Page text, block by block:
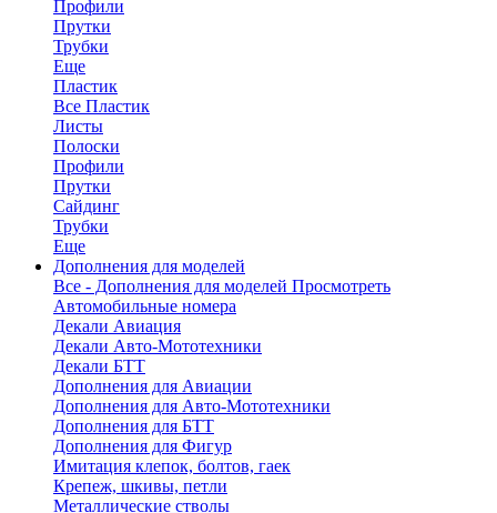
Профили
Прутки
Трубки
Еще
Пластик
Все Пластик
Листы
Полоски
Профили
Прутки
Сайдинг
Трубки
Еще
Дополнения для моделей
Все - Дополнения для моделей Просмотреть
Автомобильные номера
Декали Авиация
Декали Авто-Мототехники
Декали БТТ
Дополнения для Авиации
Дополнения для Авто-Мототехники
Дополнения для БТТ
Дополнения для Фигур
Имитация клепок, болтов, гаек
Крепеж, шкивы, петли
Металлические стволы